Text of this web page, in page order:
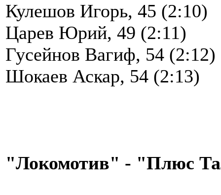
Кулешов Игорь, 45 (2:10)
Царев Юрий, 49 (2:11)
Гусейнов Вагиф, 54 (2:12)
Шокаев Аскар, 54 (2:13)
"Локомотив" - "Плюс